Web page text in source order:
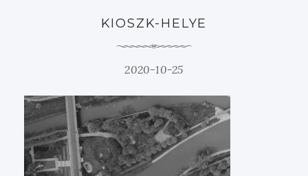
KIOSZK-HELYE
2020-10-25